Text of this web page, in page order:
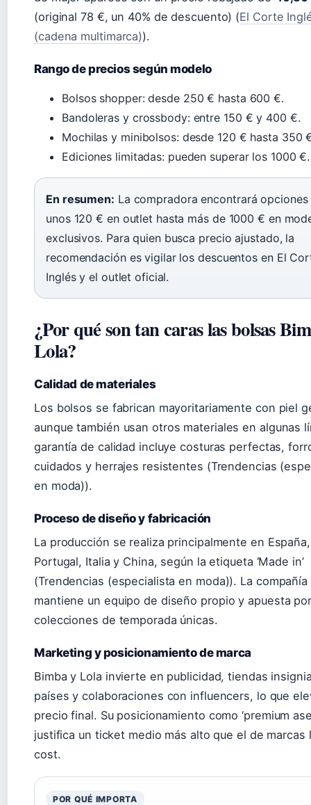
(original 78 €, un 40% de descuento) (El Corte
(cadena multimarca)).
Rango de precios según modelo
Bolsos shopper: desde 250 € hasta 600 €.
Bandoleras y crossbody: entre 150 € y 400 €.
Mochilas y minibolsos: desde 120 € hasta 350
Ediciones limitadas: pueden superar los 1000 €.
En resumen: La compradora encontrará opciones
unos 120 € en outlet hasta más de 1000 € en
exclusivos. Para quien busca precio ajustado, la
recomendación es vigilar los descuentos en El
Inglés y el outlet oficial.
¿Por qué son tan caras las bolsas
Lola?
Calidad de materiales
Los bolsos se fabrican mayoritariamente con piel
aunque también usan otros materiales en algunas
garantía de calidad incluye costuras perfectas,
cuidados y herrajes resistentes (Trendencias
en moda)).
Proceso de diseño y fabricación
La producción se realiza principalmente en España,
Portugal, Italia y China, según la etiqueta ‘Made in’
(Trendencias (especialista en moda)). La compañía
mantiene un equipo de diseño propio y apuesta
colecciones de temporada únicas.
Marketing y posicionamiento de marca
Bimba y Lola invierte en publicidad, tiendas
países y colaboraciones con influencers, lo que
precio final. Su posicionamiento como ‘premium
justifica un ticket medio más alto que el de marcas
cost.
POR QUÉ IMPORTA